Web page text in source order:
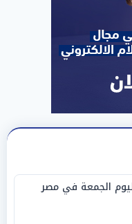
الجمعة في مصر